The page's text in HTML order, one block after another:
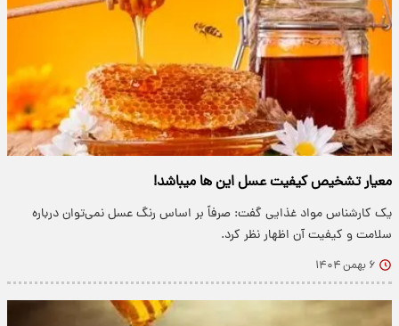
معیار تشخیص کیفیت عسل این ها میباشد!
یک کارشناس مواد غذایی گفت: صرفاً بر اساس رنگ عسل نمی‌توان درباره
سلامت و کیفیت آن اظهار نظر کرد.
۶ بهمن ۱۴۰۴